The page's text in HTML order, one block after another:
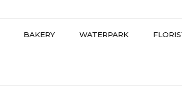
BAKERY WATERPARK